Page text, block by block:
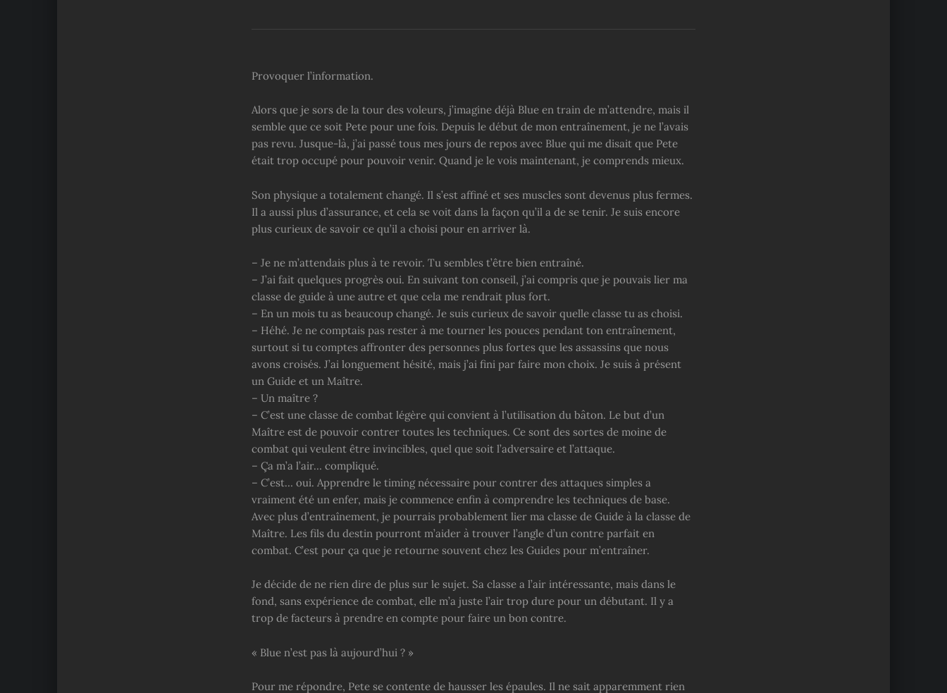
Provoquer l’information.
Alors que je sors de la tour des voleurs, j’imagine déjà Blue en train de m’attendre, mais il
semble que ce soit Pete pour une fois. Depuis le début de mon entraînement, je ne l’avais
pas revu. Jusque-là, j’ai passé tous mes jours de repos avec Blue qui me disait que Pete
était trop occupé pour pouvoir venir. Quand je le vois maintenant, je comprends mieux.
Son physique a totalement changé. Il s’est affiné et ses muscles sont devenus plus fermes.
Il a aussi plus d’assurance, et cela se voit dans la façon qu’il a de se tenir. Je suis encore
plus curieux de savoir ce qu’il a choisi pour en arriver là.
– Je ne m’attendais plus à te revoir. Tu sembles t’être bien entraîné.
– J’ai fait quelques progrès oui. En suivant ton conseil, j’ai compris que je pouvais lier ma
classe de guide à une autre et que cela me rendrait plus fort.
– En un mois tu as beaucoup changé. Je suis curieux de savoir quelle classe tu as choisi.
– Héhé. Je ne comptais pas rester à me tourner les pouces pendant ton entraînement,
surtout si tu comptes affronter des personnes plus fortes que les assassins que nous
avons croisés. J’ai longuement hésité, mais j’ai fini par faire mon choix. Je suis à présent
un Guide et un Maître.
– Un maître ?
– C’est une classe de combat légère qui convient à l’utilisation du bâton. Le but d’un
Maître est de pouvoir contrer toutes les techniques. Ce sont des sortes de moine de
combat qui veulent être invincibles, quel que soit l’adversaire et l’attaque.
– Ça m’a l’air… compliqué.
– C’est… oui. Apprendre le timing nécessaire pour contrer des attaques simples a
vraiment été un enfer, mais je commence enfin à comprendre les techniques de base.
Avec plus d’entraînement, je pourrais probablement lier ma classe de Guide à la classe de
Maître. Les fils du destin pourront m’aider à trouver l’angle d’un contre parfait en
combat. C’est pour ça que je retourne souvent chez les Guides pour m’entraîner.
Je décide de ne rien dire de plus sur le sujet. Sa classe a l’air intéressante, mais dans le
fond, sans expérience de combat, elle m’a juste l’air trop dure pour un débutant. Il y a
trop de facteurs à prendre en compte pour faire un bon contre.
« Blue n’est pas là aujourd’hui ? »
Pour me répondre, Pete se contente de hausser les épaules. Il ne sait apparemment rien